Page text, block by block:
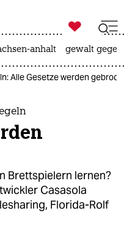

taz zahl ich
anhalt gewalt
Alle Gesetze werden
Brettspielern lernen?
Casasola
Florida-Rolf